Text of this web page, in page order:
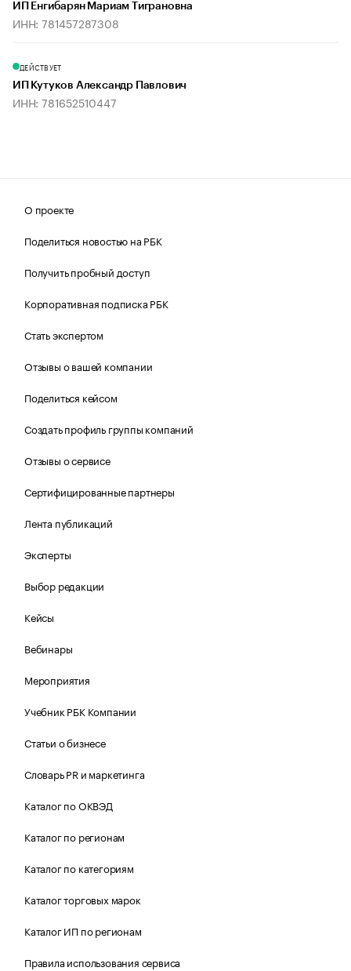
ИП Енгибарян Мариам Тиграновна
ИНН: 781457287308
ДЕЙСТВУЕТ
ИП Кутуков Александр Павлович
ИНН: 781652510447
О проекте
Поделиться новостью на РБК
Получить пробный доступ
Корпоративная подписка РБК
Стать экспертом
Отзывы о вашей компании
Поделиться кейсом
Создать профиль группы компаний
Отзывы о сервисе
Сертифицированные партнеры
Лента публикаций
Эксперты
Выбор редакции
Кейсы
Вебинары
Мероприятия
Учебник РБК Компании
Статьи о бизнесе
Словарь PR и маркетинга
Каталог по ОКВЭД
Каталог по регионам
Каталог по категориям
Каталог торговых марок
Каталог ИП по регионам
Правила использования сервиса